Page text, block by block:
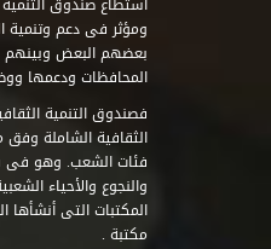
ومؤثر فى دعم وتنمية
بعضهم البعض وبينهم
المحافظات ودعمها
فصندوق التنمية
الثقافية الشاملة
فئات الشعب. وهو فى
والنجوع والأحياء
مكتبة .